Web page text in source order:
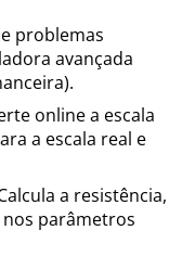
problemas
avançada
online a escala
a escala real e
a resistência,
parâmetros